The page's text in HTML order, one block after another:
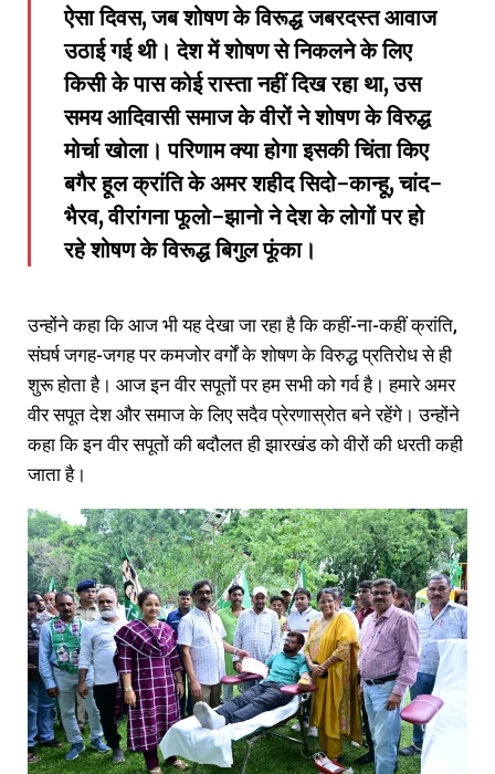
ऐसा दिवस, जब शोषण के विरूद्ध जबरदस्त आवाज
उठाई गई थी। देश में शोषण से निकलने के लिए
किसी के पास कोई रास्ता नहीं दिख रहा था, उस
समय आदिवासी समाज के वीरों ने शोषण के विरुद्ध
मोर्चा खोला। परिणाम क्या होगा इसकी चिंता किए
बगैर हूल क्रांति के अमर शहीद सिदो-कान्हू, चांद-
भैरव, वीरांगना फूलो-झानो ने देश के लोगों पर हो
रहे शोषण के विरूद्ध बिगुल फूंका।
उन्होंने कहा कि आज भी यह देखा जा रहा है कि कहीं-ना-कहीं क्रांति,
संघर्ष जगह-जगह पर कमजोर वर्गों के शोषण के विरुद्ध प्रतिरोध से ही
शुरू होता है। आज इन वीर सपूतों पर हम सभी को गर्व है। हमारे अमर
वीर सपूत देश और समाज के लिए सदैव प्रेरणास्रोत बने रहेंगे। उन्होंने
कहा कि इन वीर सपूतों की बदौलत ही झारखंड को वीरों की धरती कही
जाता है।